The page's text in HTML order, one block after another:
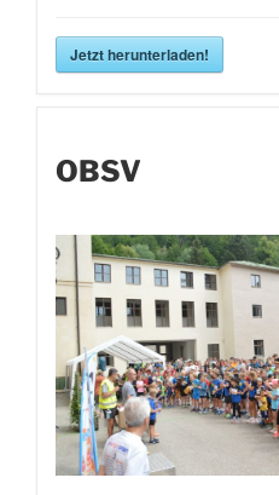
Jetzt herunterladen!
OBSV